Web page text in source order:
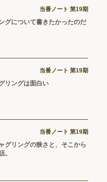
当番ノート 第19期
グについて書きたかったのだ
当番ノート 第19期
リングは面白い
当番ノート 第19期
グリングの狭さと、そこから
。